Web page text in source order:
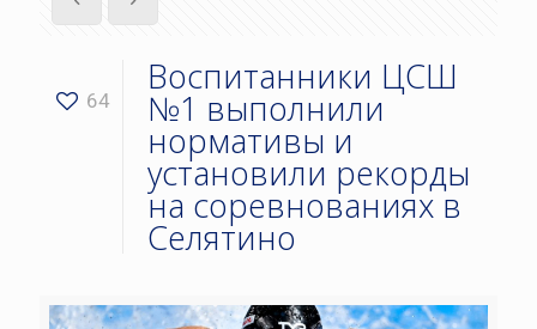
64
Воспитанники ЦСШ
№1 выполнили
нормативы и
установили рекорды
на соревнованиях в
Селятино